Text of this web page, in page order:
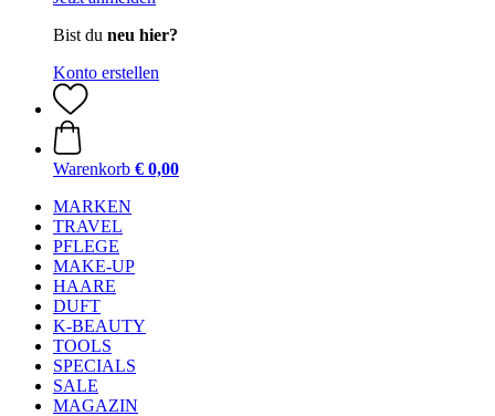
Bist du neu hier?
Konto erstellen
Warenkorb € 0,00
MARKEN
TRAVEL
PFLEGE
MAKE-UP
HAARE
DUFT
K-BEAUTY
TOOLS
SPECIALS
SALE
MAGAZIN